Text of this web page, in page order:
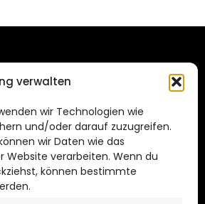
verwalten
wir Technologien wie
und/oder darauf zuzugreifen.
wir Daten wie das
Website verarbeiten. Wenn du
können bestimmte
BEI FACEBOOK